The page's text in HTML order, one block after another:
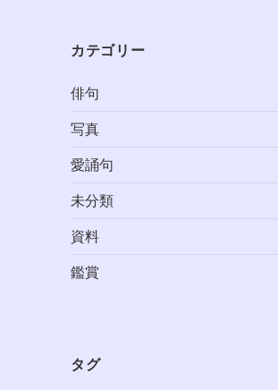
カテゴリー
俳句
写真
愛誦句
未分類
資料
鑑賞
タグ